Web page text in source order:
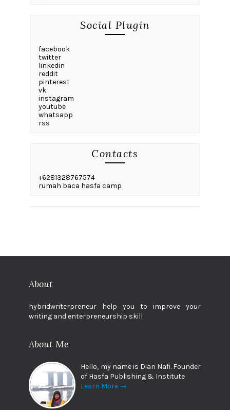
Social Plugin
facebook
twitter
linkedin
reddit
pinterest
vk
instagram
youtube
whatsapp
rss
Contacts
+6281328767574
rumah baca hasfa camp
About
hybridwriterpreneur help you to improve your
writing and enterpreneurship skill
About Me
Hello, my name is Dian Nafi. Founder
of Hasfa Publishing & Institute
Learn More →